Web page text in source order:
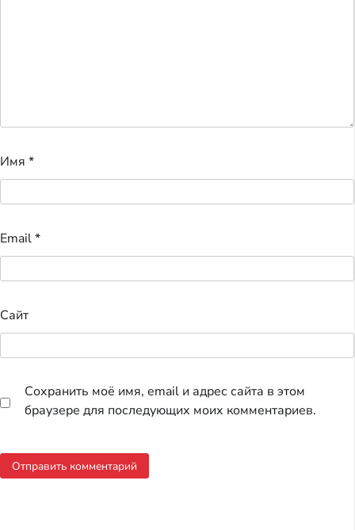
Имя *
Email*
Сайт
Сохранить моё имя, email и адрес сайта в этом
браузере для последующих моих комментариев.